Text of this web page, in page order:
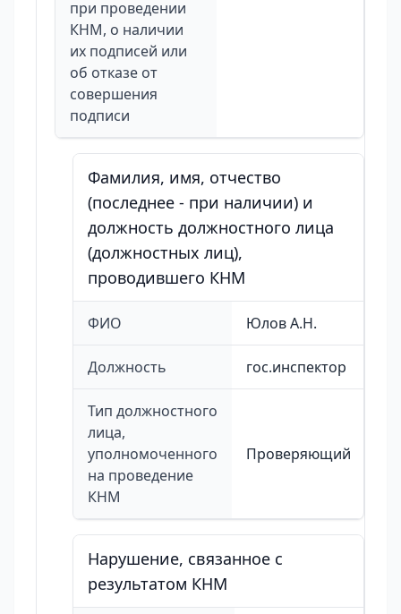
при проведении
КНМ, о наличии
их подписей или
об отказе от
совершения
подписи
Фамилия, имя, отчество
(последнее - при наличии) и
должность должностного лица
(должностных лиц),
проводившего КНМ
ФИО Юлов А.Н.
Должность гос.инспектор
Тип должностного
лица,
уполномоченного
на проведение
КНМ
Проверяющий
Нарушение, связанное с
результатом КНМ